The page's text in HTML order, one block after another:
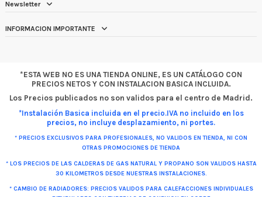
Newsletter
INFORMACION IMPORTANTE
*ESTA WEB NO ES UNA TIENDA ONLINE, ES UN CATÁLOGO CON
PRECIOS NETOS Y CON INSTALACION BASICA INCLUIDA.
Los Precios publicados no son validos para el centro de Madrid.
*Instalación Basica incluida en el precio.IVA no incluido en los
precios, no incluye desplazamiento, ni portes.
* PRECIOS EXCLUSIVOS PARA PROFESIONALES, NO VALIDOS EN TIENDA, NI CON
OTRAS PROMOCIONES DE TIENDA
* LOS PRECIOS DE LAS CALDERAS DE GAS NATURAL Y PROPANO SON VALIDOS HASTA
30 KILOMETROS DESDE NUESTRAS INSTALACIONES.
* CAMBIO DE RADIADORES: PRECIOS VALIDOS PARA CALEFACCIONES INDIVIDUALES